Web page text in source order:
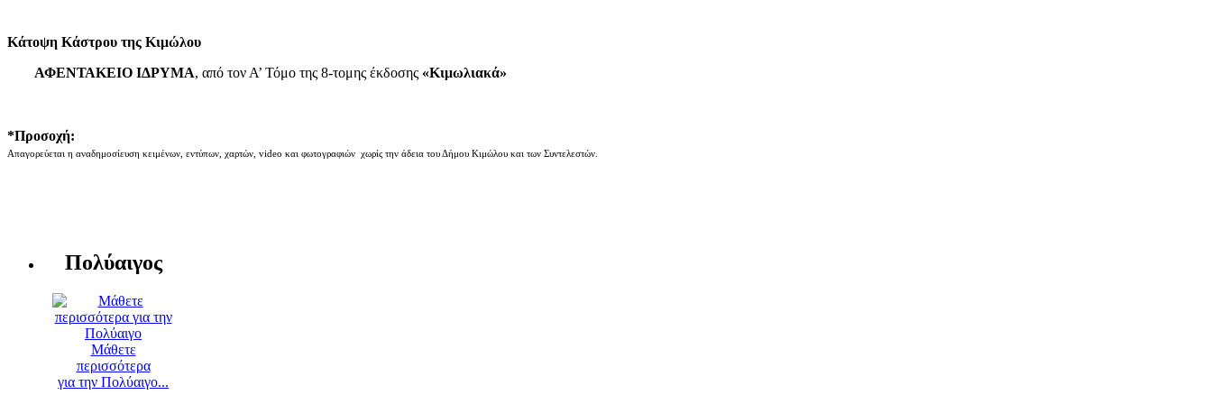
Κάτοψη Κάστρου της Κιμώλου
ΑΦΕΝΤΑΚΕΙΟ ΙΔΡΥΜΑ, από τον Α’ Τόμο της 8-τομης έκδοσης «Κιμωλιακά»
*Προσοχή:
Απαγορεύεται η αναδημοσίευση κειμένων, εντύπων, χαρτών, video και φωτογραφιών χωρίς την άδεια του Δήμου Κιμώλου και των Συντελεστών.
Πολύαιγος
Μάθετε
περισσότερα
για την Πολύαιγο...